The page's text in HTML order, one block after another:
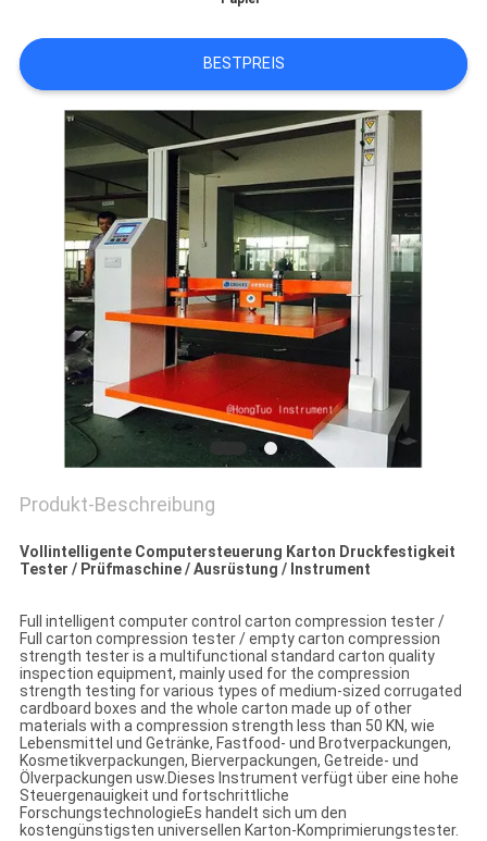
EIN
ZITAT
SITEMAP
PRIVACY
POLICY
BESTPREIS
Produkt-Beschreibung
Vollintelligente Computersteuerung Karton Druckfestigkeit
Tester / Prüfmaschine / Ausrüstung / Instrument
Full intelligent computer control carton compression tester /
Full carton compression tester / empty carton compression
strength tester is a multifunctional standard carton quality
inspection equipment, mainly used for the compression
strength testing for various types of medium-sized corrugated
cardboard boxes and the whole carton made up of other
materials with a compression strength less than 50 KN, wie
Lebensmittel und Getränke, Fastfood- und Brotverpackungen,
Kosmetikverpackungen, Bierverpackungen, Getreide- und
Ölverpackungen usw.Dieses Instrument verfügt über eine hohe
Steuergenauigkeit und fortschrittliche
ForschungstechnologieEs handelt sich um den
kostengünstigsten universellen Karton-Komprimierungstester.